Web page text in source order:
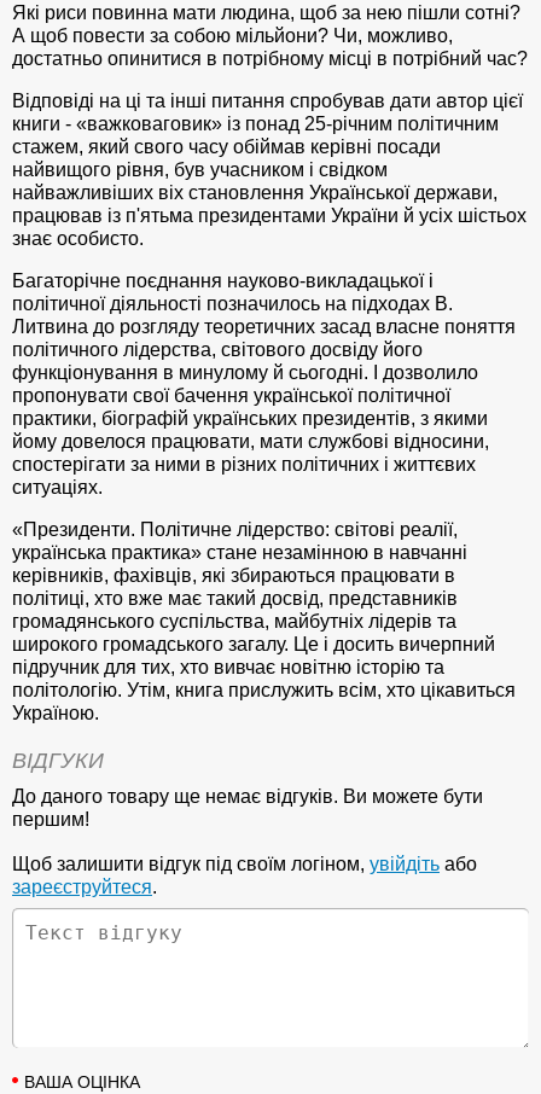
Які риси повинна мати людина, щоб за нею пішли сотні?
А щоб повести за собою мільйони? Чи, можливо,
достатньо опинитися в потрібному місці в потрібний час?
Відповіді на ці та інші питання спробував дати автор цієї
книги - «важковаговик» із понад 25-річним політичним
стажем, який свого часу обіймав керівні посади
найвищого рівня, був учасником і свідком
найважливіших віх становлення Української держави,
працював із п'ятьма президентами України й усіх шістьох
знає особисто.
Багаторічне поєднання науково-викладацької і
політичної діяльності позначилось на підходах В.
Литвина до розгляду теоретичних засад власне поняття
політичного лідерства, світового досвіду його
функціонування в минулому й сьогодні. І дозволило
пропонувати свої бачення української політичної
практики, біографій українських президентів, з якими
йому довелося працювати, мати службові відносини,
спостерігати за ними в різних політичних і життєвих
ситуаціях.
«Президенти. Політичне лідерство: світові реалії,
українська практика» стане незамінною в навчанні
керівників, фахівців, які збираються працювати в
політиці, хто вже має такий досвід, представників
громадянського суспільства, майбутніх лідерів та
широкого громадського загалу. Це і досить вичерпний
підручник для тих, хто вивчає новітню історію та
політологію. Утім, книга прислужить всім, хто цікавиться
Україною.
ВІДГУКИ
До даного товару ще немає відгуків. Ви можете бути
першим!
Щоб залишити відгук під своїм логіном, увійдіть або
зареєструйтеся.
ВАША ОЦІНКА